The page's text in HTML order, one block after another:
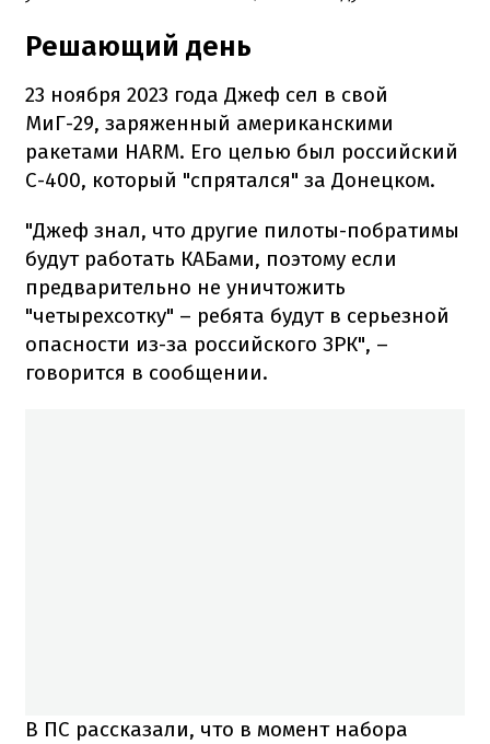
Решающий день
23 ноября 2023 года Джеф сел в свой
МиГ-29, заряженный американскими
ракетами HARM. Его целью был российский
С-400, который "спрятался" за Донецком.
"Джеф знал, что другие пилоты-побратимы
будут работать КАБами, поэтому если
предварительно не уничтожить
"четырехсотку" – ребята будут в серьезной
опасности из-за российского ЗРК", –
говорится в сообщении.
В ПС рассказали, что в момент набора